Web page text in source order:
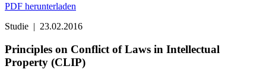
PDF herunterladen
Studie | 23.02.2016
Principles on Conflict of Laws in Intellectual
Property (CLIP)